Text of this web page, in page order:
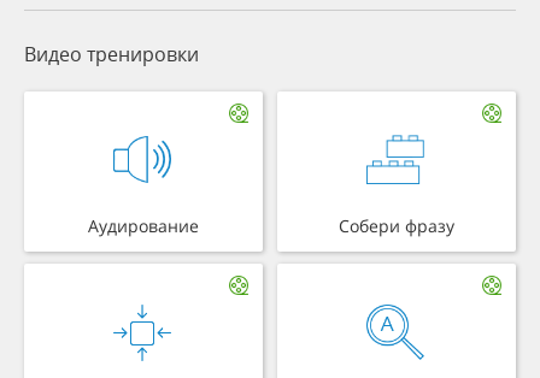
Видео тренировки
Аудирование Собери фразу